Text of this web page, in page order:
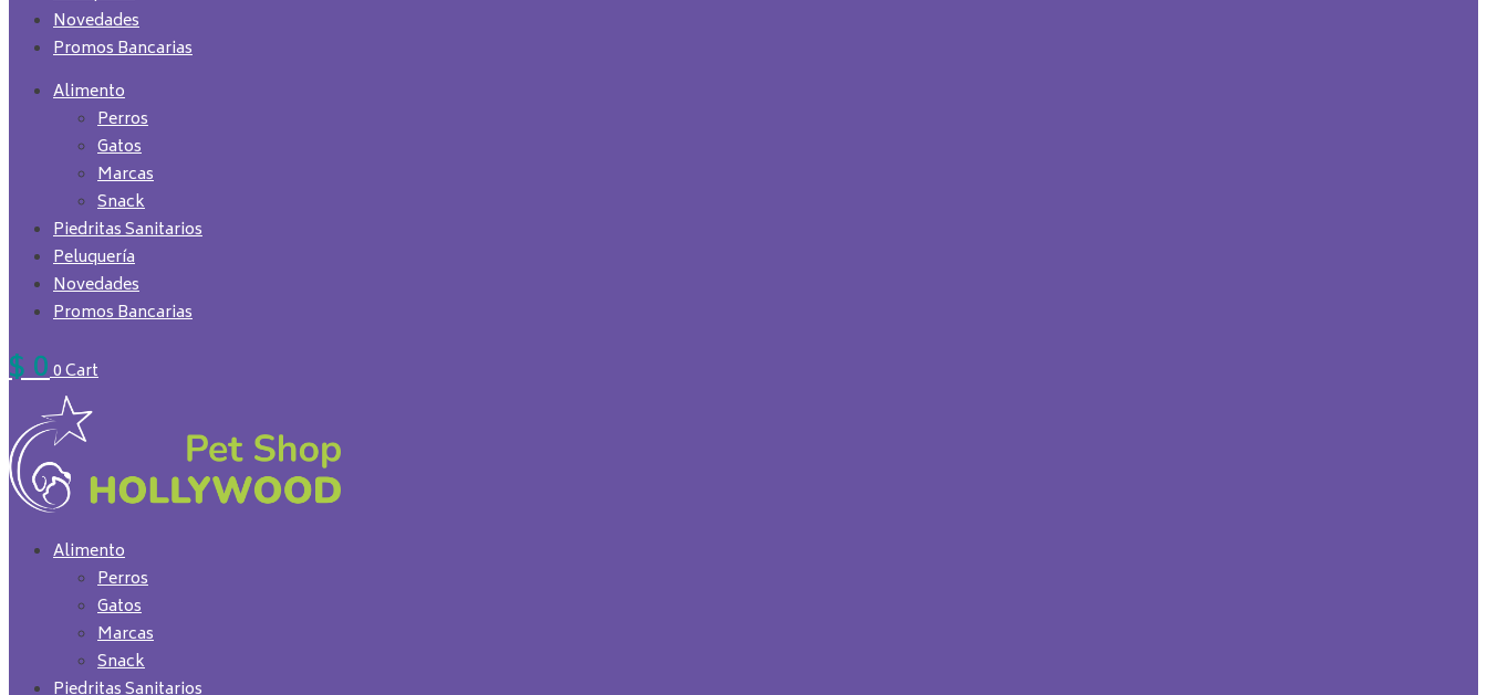
Novedades
Promos Bancarias
Alimento
Perros
Gatos
Marcas
Snack
Piedritas Sanitarios
Peluquería
Novedades
Promos Bancarias
$00Cart
Alimento
Perros
Gatos
Marcas
Snack